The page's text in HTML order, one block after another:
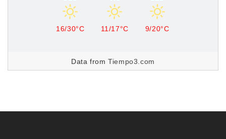
16/30°C 11/17°C 9/20°C
Data fromTiempo3.com